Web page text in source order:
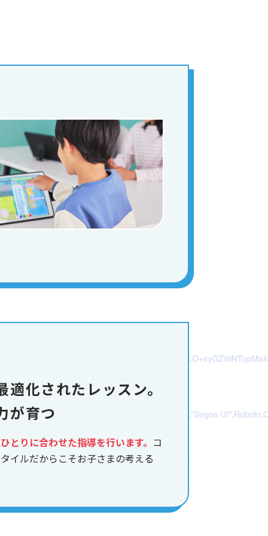
化されたレッスン。
が育つ
とりに合わせた指導を行います。 コ
イルだからこそお子さまの考える